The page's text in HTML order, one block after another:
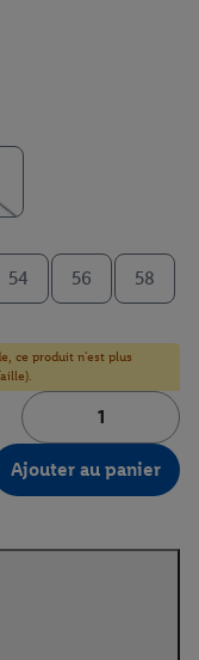
54 56 58
ce produit n'est plus
Ajouter au panier